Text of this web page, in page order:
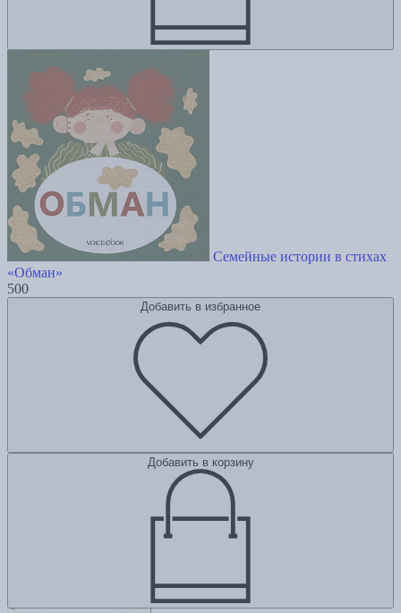
Семейные истории в стихах
«Обман»
500
Добавить в избранное
Добавить в корзину